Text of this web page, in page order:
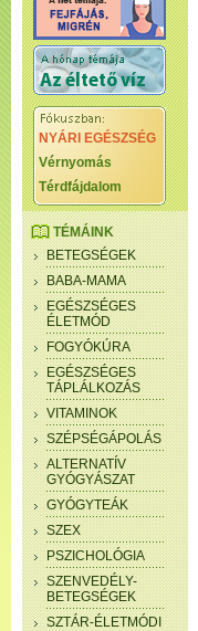
NYÁRI EGÉSZSÉG
Vérnyomás
Térdfájdalom
TÉMÁINK
BETEGSÉGEK
BABA-MAMA
EGÉSZSÉGES
ÉLETMÓD
FOGYÓKÚRA
EGÉSZSÉGES
TÁPLÁLKOZÁS
VITAMINOK
SZÉPSÉGÁPOLÁS
ALTERNATÍV
GYÓGYÁSZAT
GYÓGYTEÁK
SZEX
PSZICHOLÓGIA
SZENVEDÉLY-
BETEGSÉGEK
SZTÁR-ÉLETMÓDI